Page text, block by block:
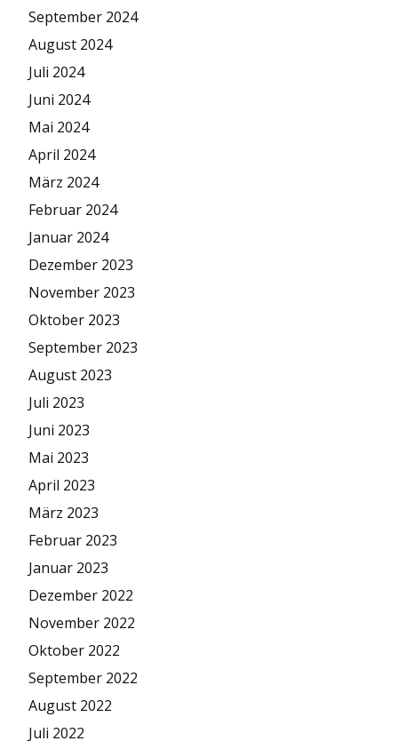
September 2024
August 2024
Juli 2024
Juni 2024
Mai 2024
April 2024
März 2024
Februar 2024
Januar 2024
Dezember 2023
November 2023
Oktober 2023
September 2023
August 2023
Juli 2023
Juni 2023
Mai 2023
April 2023
März 2023
Februar 2023
Januar 2023
Dezember 2022
November 2022
Oktober 2022
September 2022
August 2022
Juli 2022